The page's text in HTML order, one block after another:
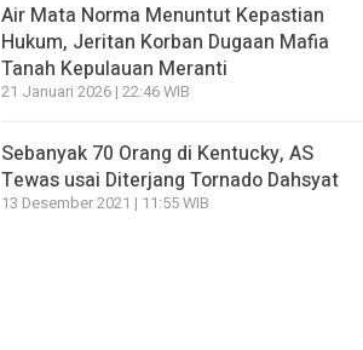
Air Mata Norma Menuntut Kepastian
Hukum, Jeritan Korban Dugaan Mafia
Tanah Kepulauan Meranti
21 Januari 2026 | 22:46 WIB
Sebanyak 70 Orang di Kentucky, AS
Tewas usai Diterjang Tornado Dahsyat
13 Desember 2021 | 11:55 WIB